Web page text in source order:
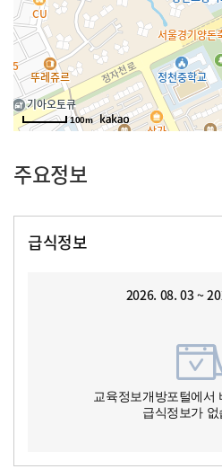
100m
주요정보
급식정보
2026. 08. 03 ~
교육정보개방포털에서
급식정보가 없